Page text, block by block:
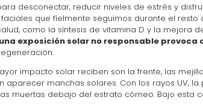
desconectar, reducir niveles de estrés y
que fielmente seguimos durante el resto
como la síntesis de vitamina D y la mejora
una exposición solar no responsable
impacto solar reciben son la frente, las
aparecer manchas solares. Con los rayos UV,
muertas debajo del estrato córneo. Bajo esta